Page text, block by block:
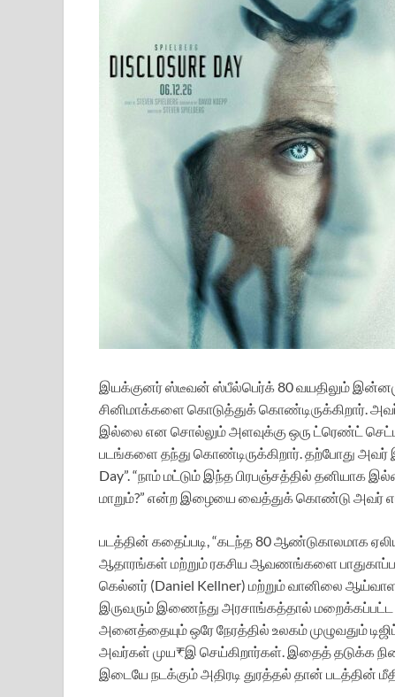
இயக்குனர் ஸ்டீவன் ஸ்பீல்பெர்க் 80 வயதிலும்
சினிமாக்களை கொடுத்துக் கொண்டிருக்கிறார்.
இல்லை என சொல்லும் அளவுக்கு ஒரு ட்ரெண்ட்
படங்களை தந்து கொண்டிருக்கிறார். தற்போது அவர்
Day”. “நாம் மட்டும் இந்த பிரபஞ்சத்தில்
மாறும்?” என்ற இழையை வைத்துக் கொண்டு அவர்
படத்தின் கதைப்படி, “கடந்த 80 ஆண்டுகாலமாக
ஆதாரங்கள் மற்றும் ரகசிய ஆவணங்களை
கெல்னர் (Daniel Kellner) மற்றும் வானிலை
இருவரும் இணைந்து அரசாங்கத்தால்
அனைத்தையும் ஒரே நேரத்தில் உலகம் முழுவதும்
அவர்கள் முய₹இ செய்கிறார்கள். இதைத் தடுக்க
இடையே நடக்கும் அதிரடி துரத்தல் தான் படத்தின்